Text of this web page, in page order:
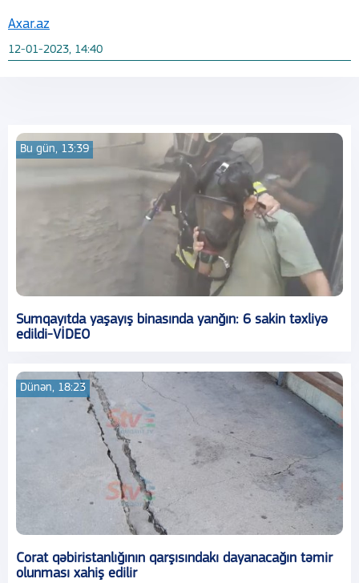
Axar.az
12-01-2023, 14:40
Bu gün, 13:39
Sumqayıtda yaşayış binasında yanğın: 6 sakin təxliyə
edildi-VİDEO
Dünən, 18:23
Corat qəbiristanlığının qarşısındakı dayanacağın təmir
olunması xahiş edilir